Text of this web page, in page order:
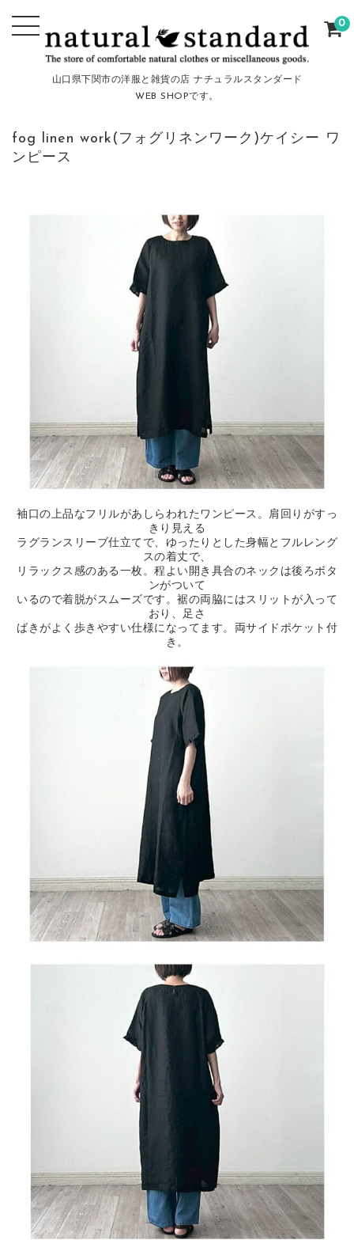
山口県下関市の洋服と雑貨の店 ナチュラルスタンダード
WEB SHOPです。
0
fog linen work(フォグリネンワーク)ケイシー ワ
ンピース
袖口の上品なフリルがあしらわれたワンピース。肩回りがすっ
きり見える
ラグランスリーブ仕立てで、ゆったりとした身幅とフルレング
スの着丈で、
リラックス感のある一枚。程よい開き具合のネックは後ろボタ
ンがついて
いるので着脱がスムーズです。裾の両脇にはスリットが入って
おり、足さ
ばきがよく歩きやすい仕様になってます。両サイドポケット付
き。